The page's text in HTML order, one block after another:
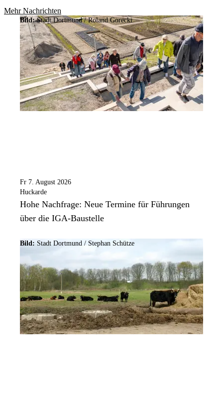
Mehr Nachrichten
Bild:Stadt Dortmund / Roland Gorecki
Fr 7. August 2026
Huckarde
Hohe Nachfrage: Neue Termine für Führungen
über die IGA-Baustelle
Bild: Stadt Dortmund / Stephan Schütze